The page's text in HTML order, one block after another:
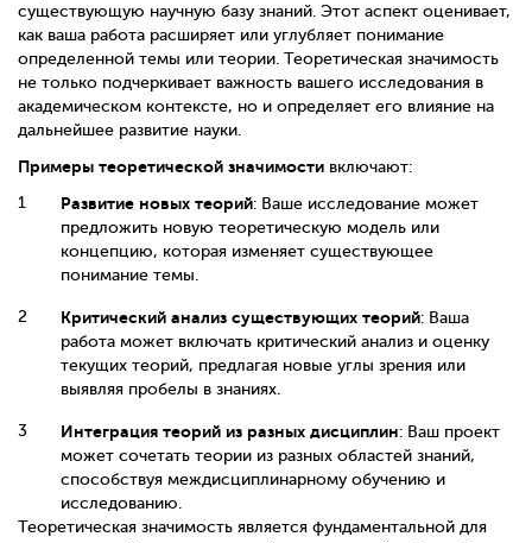
существующую научную базу знаний. Этот аспект оценивает,
как ваша работа расширяет или углубляет понимание
определенной темы или теории. Теоретическая значимость
не только подчеркивает важность вашего исследования в
академическом контексте, но и определяет его влияние на
дальнейшее развитие науки.
Примеры теоретической значимости включают:
Развитие новых теорий: Ваше исследование может
предложить новую теоретическую модель или
концепцию, которая изменяет существующее
понимание темы.
Критический анализ существующих теорий: Ваша
работа может включать критический анализ и оценку
текущих теорий, предлагая новые углы зрения или
выявляя пробелы в знаниях.
Интеграция теорий из разных дисциплин: Ваш проект
может сочетать теории из разных областей знаний,
способствуя междисциплинарному обучению и
исследованию.
Теоретическая значимость является фундаментальной для